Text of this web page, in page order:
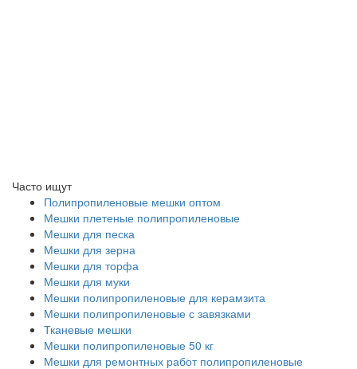
Часто ищут
Полипропиленовые мешки оптом
Мешки плетеные полипропиленовые
Мешки для песка
Мешки для зерна
Мешки для торфа
Мешки для муки
Мешки полипропиленовые для керамзита
Мешки полипропиленовые с завязками
Тканевые мешки
Мешки полипропиленовые 50 кг
Мешки для ремонтных работ полипропиленовые